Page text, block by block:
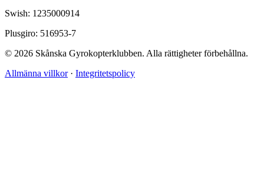
Swish: 1235000914
Plusgiro: 516953-7
© 2026 Skånska Gyrokopterklubben. Alla rättigheter förbehållna.
Allmänna villkor · Integritetspolicy